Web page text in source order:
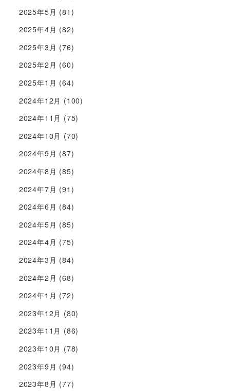
2025年5月 (81)
2025年4月 (82)
2025年3月 (76)
2025年2月 (60)
2025年1月 (64)
2024年12月 (100)
2024年11月 (75)
2024年10月 (70)
2024年9月 (87)
2024年8月 (85)
2024年7月 (91)
2024年6月 (84)
2024年5月 (85)
2024年4月 (75)
2024年3月 (84)
2024年2月 (68)
2024年1月 (72)
2023年12月 (80)
2023年11月 (86)
2023年10月 (78)
2023年9月 (94)
2023年8月 (77)